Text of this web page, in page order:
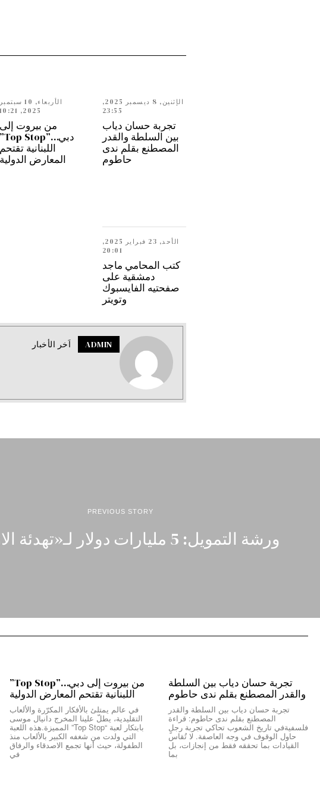
الإثنين, 8 ديسمبر 2025,
23:55
تجربة حسان دياب
بين السلطة والقدر
المصطنع بقلم ندى
حاطوم
الأربعاء, 10 سبتمبر
2025, 10:21
من بيروت إلى
دبي…”Top Stop”
اللبنانية تقتحم
المعارض الدولية
الأحد, 23 فبراير 2025,
20:01
كتب المحامي ماجد
دمشقية على
صفحتيه الفايسبوك
وتويتر
ADMIN اَخر الأخبار
PREVIOUS STORY
ورشة التمويل: 5 مليارات دولار لـ«تهدئة الازمة»!
تجربة حسان دياب بين السلطة
والقدر المصطنع بقلم ندى حاطوم
تجربة حسان دياب بين السلطة والقدر
المصطنع بقلم ندى حاطوم: قراءة
فلسفيةفي تاريخ الشعوب تحاكي تجربة رجلٍ
حاول الوقوف في وجه العاصفة. لا تُقاس
القيادات بما تحققه فقط من إنجازات، بل
بما
من بيروت إلى دبي…”Top Stop”
اللبنانية تقتحم المعارض الدولية
في عالم يمتلئ بالأفكار المكرّرة والألعاب
التقليدية، يطلّ علينا المخرج دانيال موسى
بابتكار لعبة “Top Stop” المميزة.هذه اللعبة
التي ولدت من شغفه الكبير بالألعاب منذ
الطفولة، حيث أنها تجمع الاصدقاء والرفاق
في